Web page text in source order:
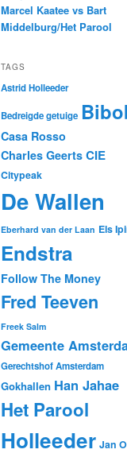
Marcel Kaatee vs Bart
Middelburg/Het Parool
TAGS
Astrid Holleeder
Bedreigde getuige
Casa Rosso
Charles Geerts CIE
Citypeak
De Wallen
Eberhard van der Laan Els
Endstra
Follow The Money
Fred Teeven
Freek Salm
Gemeente
Gerechtshof Amsterdam
Gokhallen Han Jahae
Het Parool
Holleeder Jan